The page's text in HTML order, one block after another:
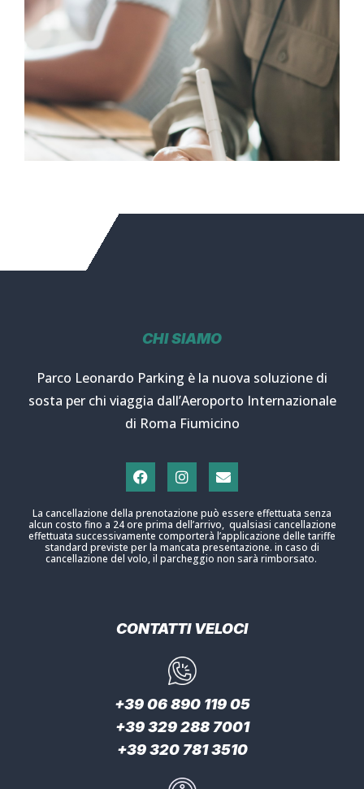
CHI SIAMO
Parco Leonardo Parking è la nuova soluzione di
sosta per chi viaggia dall’Aeroporto Internazionale
di Roma Fiumicino
La cancellazione della prenotazione può essere effettuata senza
alcun costo fino a 24 ore prima dell’arrivo, qualsiasi cancellazione
effettuata successivamente comporterà l’applicazione delle tariffe
standard previste per la mancata presentazione. in caso di
cancellazione del volo, il parcheggio non sarà rimborsato.
CONTATTI VELOCI
+39 06 890 119 05
+39 329 288 7001
+39 320 781 3510